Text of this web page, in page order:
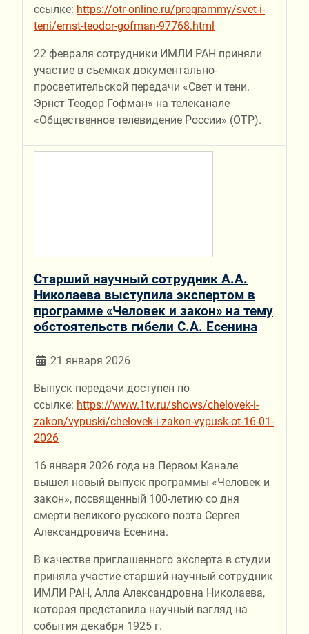
ссылке: https://otr-online.ru/programmy/svet-i-
teni/ernst-teodor-gofman-97768.html
22 февраля сотрудники ИМЛИ РАН приняли
участие в съемках документально-
просветительской передачи «Свет и тени.
Эрнст Теодор Гофман» на телеканале
«Общественное телевидение России» (ОТР).
Старший научный сотрудник А.А.
Николаева выступила экспертом в
программе «Человек и закон» на тему
обстоятельств гибели С.А. Есенина
21 января 2026
Выпуск передачи доступен по
ссылке: https://www.1tv.ru/shows/chelovek-i-
zakon/vypuski/chelovek-i-zakon-vypusk-ot-16-01-
2026
16 января 2026 года на Первом Канале
вышел новый выпуск программы «Человек и
закон», посвященный 100-летию со дня
смерти великого русского поэта Сергея
Александровича Есенина.
В качестве приглашенного эксперта в студии
приняла участие старший научный сотрудник
ИМЛИ РАН, Алла Александровна Николаева,
которая представила научный взгляд на
события декабря 1925 г.